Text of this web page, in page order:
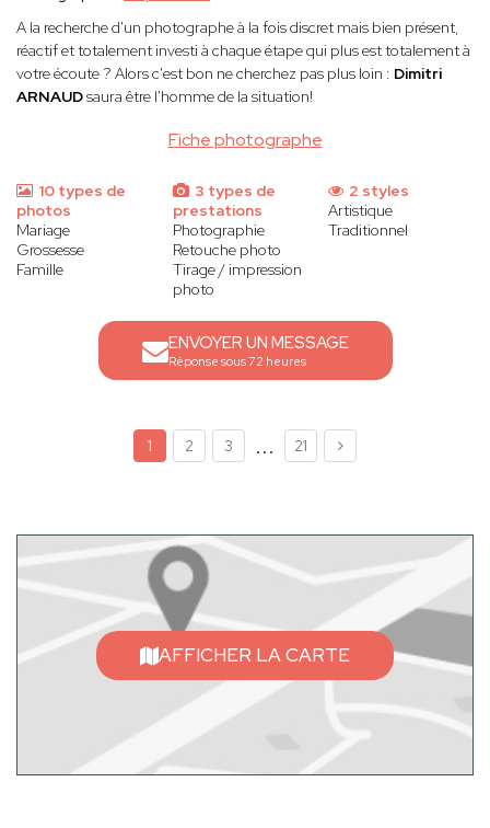
Fiche photographe
A la recherche d'un photographe à la fois discret mais bien présent,
réactif et totalement investi à chaque étape qui plus est totalement à
votre écoute ? Alors c'est bon ne cherchez pas plus loin : Dimitri
ARNAUDsaura être l'homme de la situation!
10 types de
photos
Mariage
Grossesse
Famille
3 types de
prestations
Photographie
Retouche photo
Tirage / impression
photo
2 styles
Artistique
Traditionnel
ENVOYER UN MESSAGE
Réponse sous 72 heures
1 2 3 ... 21
AFFICHER LA CARTE